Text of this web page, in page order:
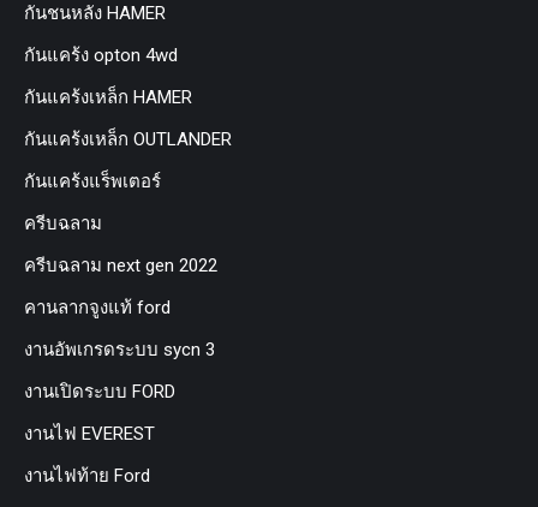
กันชนหลัง HAMER
กันแคร้ง opton 4wd
กันแคร้งเหล็ก HAMER
กันแคร้งเหล็ก OUTLANDER
กันแคร้งแร็พเตอร์
ครีบฉลาม
ครีบฉลาม next gen 2022
คานลากจูงแท้ ford
งานอัพเกรดระบบ sycn 3
งานเปิดระบบ FORD
งานไฟ EVEREST
งานไฟท้าย Ford